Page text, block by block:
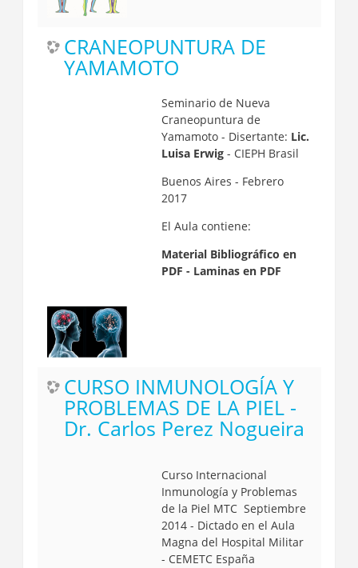
CRANEOPUNTURA DE
YAMAMOTO
Seminario de Nueva
Craneopuntura de
Yamamoto - Disertante: Lic.
Luisa Erwig - CIEPH Brasil
Buenos Aires - Febrero
2017
El Aula contiene:
Material Bibliográfico en
PDF - Laminas en PDF
CURSO INMUNOLOGÍA Y
PROBLEMAS DE LA PIEL -
Dr. Carlos Perez Nogueira
Curso Internacional
Inmunología y Problemas
de la Piel MTC Septiembre
2014 - Dictado en el Aula
Magna del Hospital Militar
- CEMETC España